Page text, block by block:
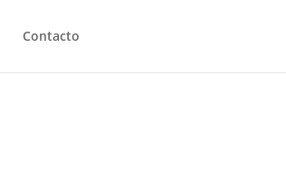
Contacto